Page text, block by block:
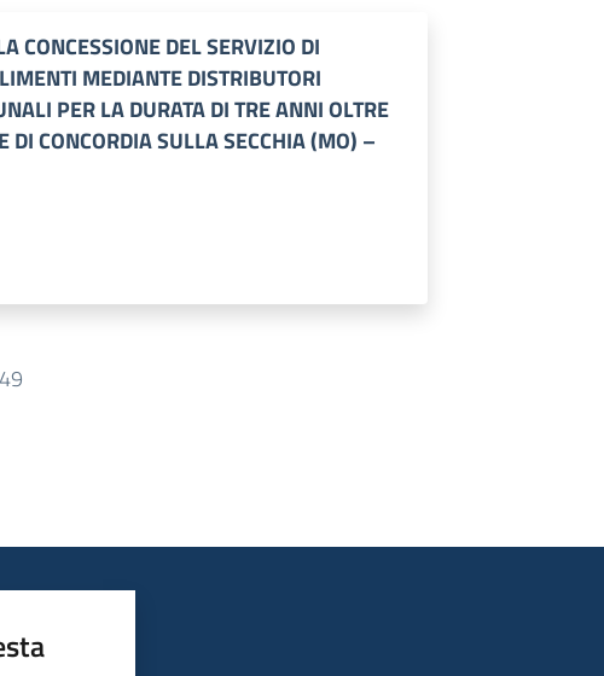
CONCESSIONE DEL SERVIZIO DI
MEDIANTE DISTRIBUTORI
PER LA DURATA DI TRE ANNI OLTRE
CONCORDIA SULLA SECCHIA (MO) –